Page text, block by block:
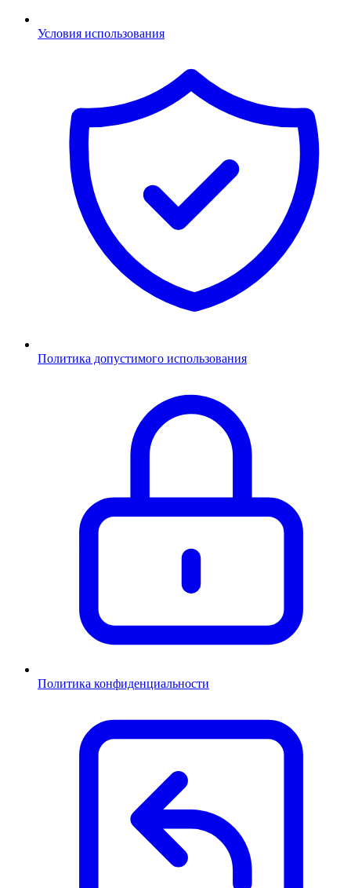
Условия использования
Политика допустимого использования
Политика конфиденциальности